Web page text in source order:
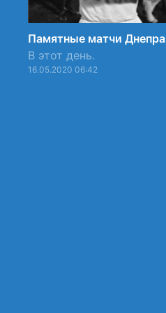
Памятные матчи Днепра
В этот день.
16.05.2020 06:42